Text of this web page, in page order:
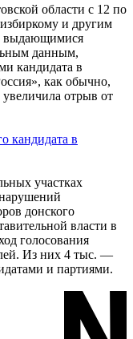
области с 12 по
и другим
выдающимися
данным,
кандидата в
как обычно,
отрыв от
участках
донского
власти в
голосования
Из них 4 тыс. —
и партиями.